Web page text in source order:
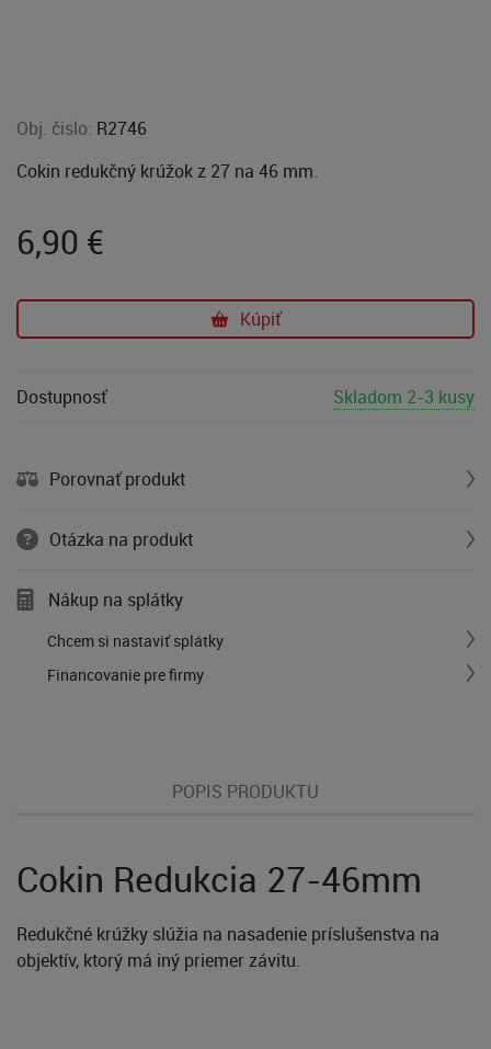
Obj. čislo: R2746
Cokin redukčný krúžok z 27 na 46 mm.
6,90 €
Kúpiť
Dostupnosť Skladom 2-3 kusy
Porovnať produkt
Otázka na produkt
Nákup na splátky
Chcem si nastaviť splátky
Financovanie pre firmy
POPIS PRODUKTU
Cokin Redukcia 27-46mm
Redukčné krúžky slúžia na nasadenie príslušenstva na
objektív, ktorý má iný priemer závitu.